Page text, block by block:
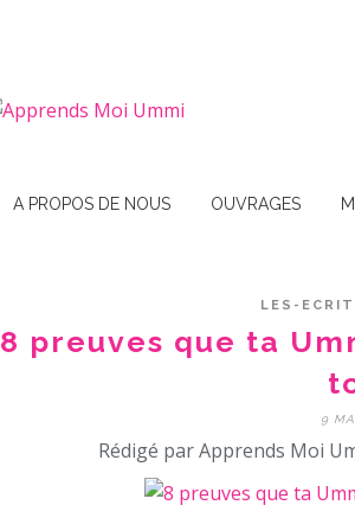
A PROPOS DE NOUS OUVRAGES
LES-
8 preuves que ta
9
Rédigé par Apprends Moi